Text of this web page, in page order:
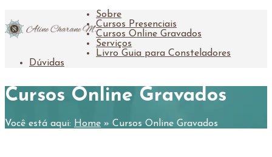
Sobre
Cursos Presenciais
Cursos Online Gravados
Serviços
Livro Guia para Consteladores
Dúvidas
Cursos Online Gravados
Você está aqui: Home » Cursos Online Gravados